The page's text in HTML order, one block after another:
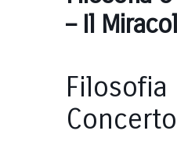
– Il
Filosofia
Concerto